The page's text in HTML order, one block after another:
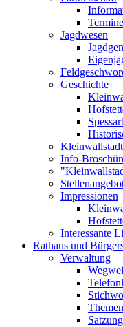
Termine
Jagdwesen
Geschichte
Info-
Impressionen
Interessante
Rathaus und
Verwaltung